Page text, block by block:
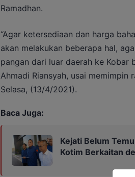
Ramadhan.
“Agar ketersediaan dan harga
akan melakukan beberapa hal,
pangan dari luar daerah ke Kobar
Ahmadi Riansyah, usai
Selasa, (13/4/2021).
Baca Juga:
Kejati Belum
Kotim Berkaitan